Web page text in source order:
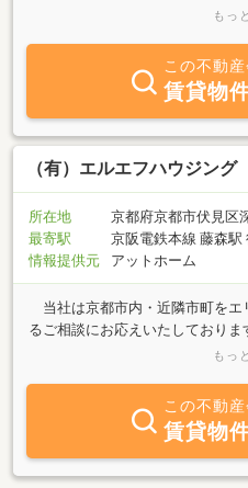
久我・羽束師エリアは特に物件
ン、テナントまで多数揃えてお
家・店舗・事務所等、いろいろ
学・京都文教大学・種智院大学
マンションもございます。近隣
可能です。留学生さんにご入居
エリアの桃山御陵には大手筋商
のエリアです。桃山小学校、桃山
住吉小学校、伏見南浜小学校区内
もっ
この不動
賃貸物
（有）エルエフハウジング
所在地
京都府京都市伏見区
最寄駅
京阪電鉄本線 藤森駅
情報提供元
アットホーム
当社は京都市内・近隣市町をエ
るご相談にお応えいたしており
のライフスタイルに合ったご提
宅地です。伏見城城下町の伝統
都市中心部・大阪方面へのアク
谷大学深草学舎・聖母女学院・
一面も持っております。学生さ
向け賃貸マンション・貸家、戸
もっ
この不動
賃貸物